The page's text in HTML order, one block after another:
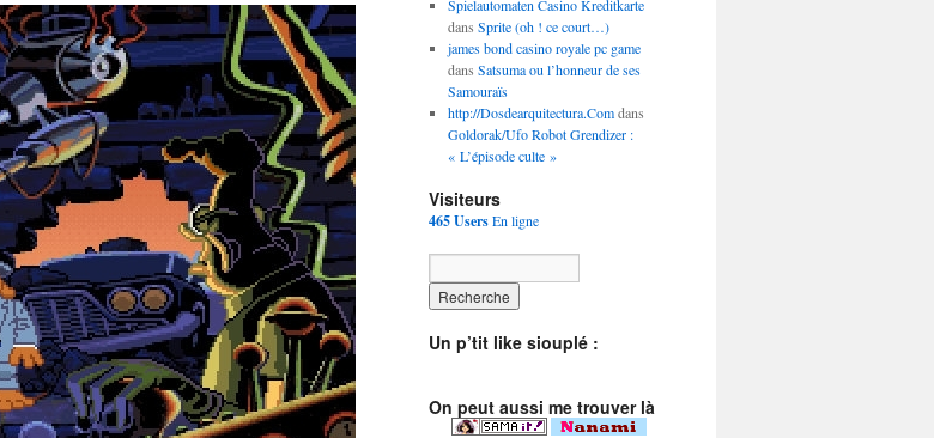
Spielautomaten Casino Kreditkarte
dans Sprite (oh ! ce court…)
james bond casino royale pc game
dans Satsuma ou l’honneur de ses
Samouraïs
http://Dosdearquitectura.Comdans
Goldorak/Ufo Robot Grendizer :
« L’épisode culte »
Visiteurs
465 UsersEn ligne
Un p’tit like siouplé :
On peut aussi me trouver là